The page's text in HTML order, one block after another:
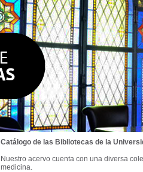
Catálogo de las Bibliotecas de la
Nuestro acervo cuenta con una diversa
medicina.